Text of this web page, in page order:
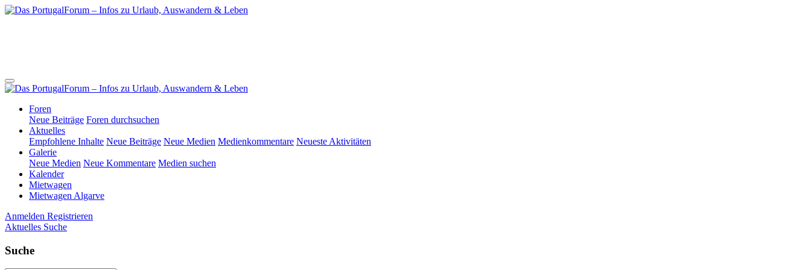
Foren
Neue Beiträge Foren durchsuchen
Aktuelles
Empfohlene Inhalte Neue Beiträge Neue Medien Medienkommentare Neueste Aktivitäten
Galerie
Neue Medien Neue Kommentare Medien suchen
Kalender
Mietwagen
Mietwagen Algarve
Anmelden Registrieren
Aktuelles Suche
Suche